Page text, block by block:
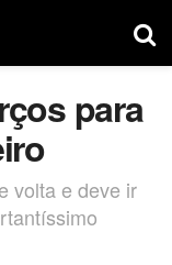
para
volta e deve ir